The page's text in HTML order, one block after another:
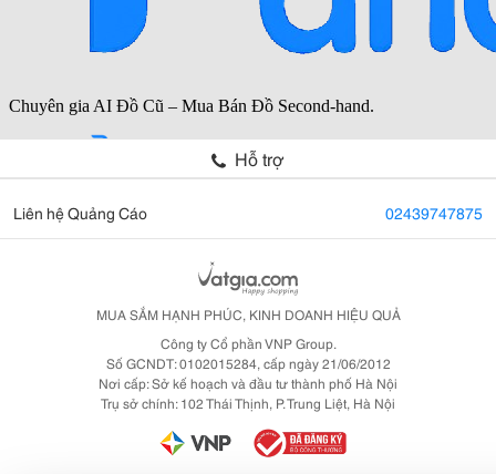
Hỗ trợ
Liên hệ Quảng Cáo 02439747875
MUA SẮM HẠNH PHÚC, KINH DOANH HIỆU QUẢ
Công ty Cổ phần VNP Group.
Số GCNDT: 0102015284, cấp ngày 21/06/2012
Nơi cấp: Sở kế hoạch và đầu tư thành phố Hà Nội
Trụ sở chính: 102 Thái Thịnh, P. Trung Liệt, Hà Nội